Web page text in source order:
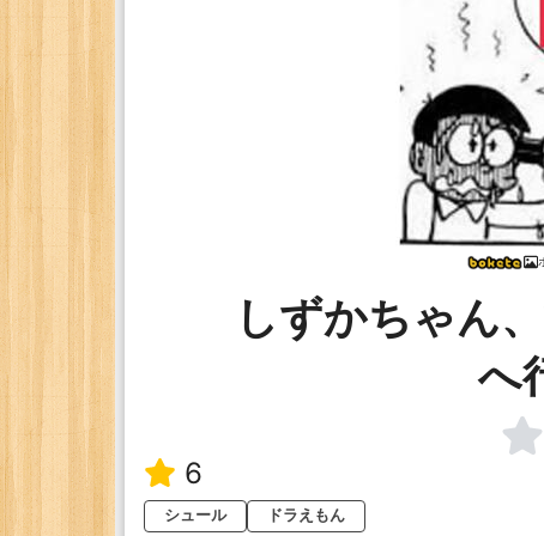
しずかちゃん
へ
6
シュール
ドラえもん